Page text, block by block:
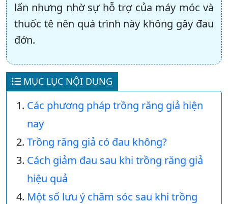
lấn nhưng nhờ sự hỗ trợ của máy móc và
thuốc tê nên quá trình này không gây đau
đớn.
MỤC LỤC NỘI DUNG
Các phương pháp trồng răng giả hiện
nay
Trồng răng giả có đau không?
Cách giảm đau sau khi trồng răng giả
hiệu quả
Một số lưu ý chăm sóc sau khi trồng